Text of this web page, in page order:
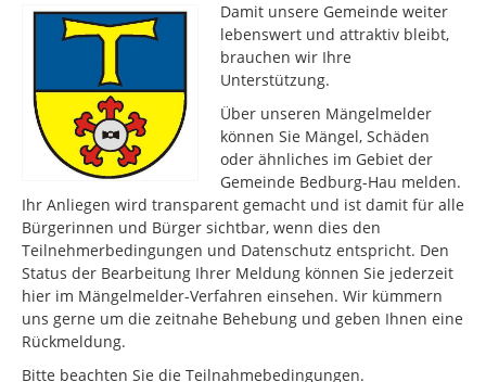
Damit unsere Gemeinde weiter
lebenswert und attraktiv bleibt,
brauchen wir Ihre
Unterstützung.
Über unseren Mängelmelder
können Sie Mängel, Schäden
oder ähnliches im Gebiet der
Gemeinde Bedburg-Hau melden.
Ihr Anliegen wird transparent gemacht und ist damit für alle
Bürgerinnen und Bürger sichtbar, wenn dies den
Teilnehmerbedingungen und Datenschutz entspricht. Den
Status der Bearbeitung Ihrer Meldung können Sie jederzeit
hier im Mängelmelder-Verfahren einsehen. Wir kümmern
uns gerne um die zeitnahe Behebung und geben Ihnen eine
Rückmeldung.
Bitte beachten Sie die Teilnahmebedingungen.